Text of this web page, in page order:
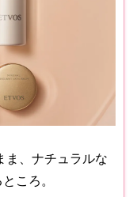
ま、ナチュラルな
ころ。